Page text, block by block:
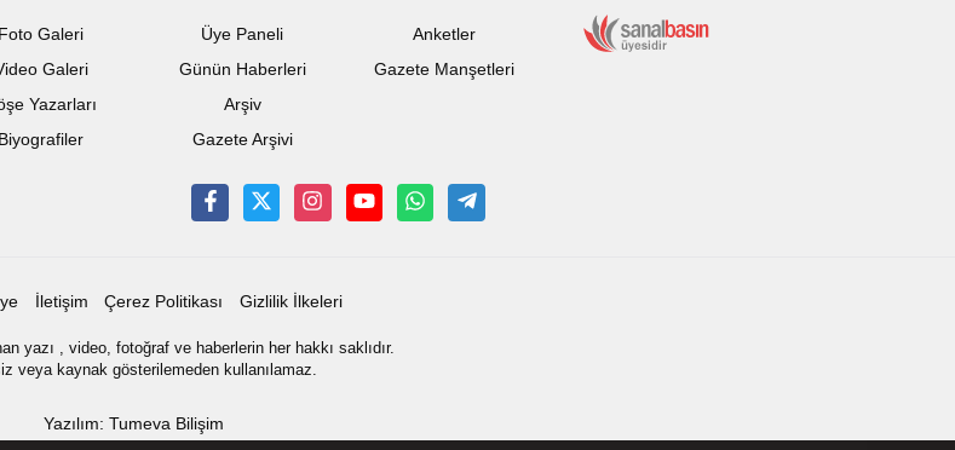
Foto Galeri
Galeri
Yazarları
Biyografiler
Üye Paneli
Günün Haberleri
Arşiv
Gazete Arşivi
Anketler
Gazete Manşetleri
İletişim Çerez Politikası Gizlilik İlkeleri
yazı , video, fotoğraf ve haberlerin her hakkı saklıdır.
veya kaynak gösterilemeden kullanılamaz.
Yazılım: Tumeva Bilişim